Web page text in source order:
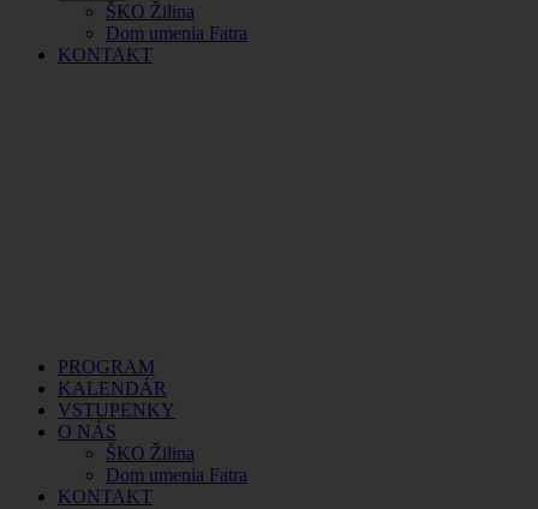
ŠKO Žilina
Dom umenia Fatra
KONTAKT
PROGRAM
KALENDÁR
VSTUPENKY
O NÁS
ŠKO Žilina
Dom umenia Fatra
KONTAKT